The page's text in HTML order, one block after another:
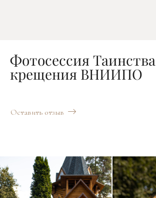
Фотосессия Таинства
крещения ВНИИПО
Оставить отзыв